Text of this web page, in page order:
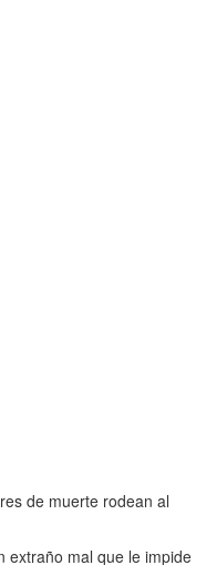
de muerte rodean al
extraño mal que le impide